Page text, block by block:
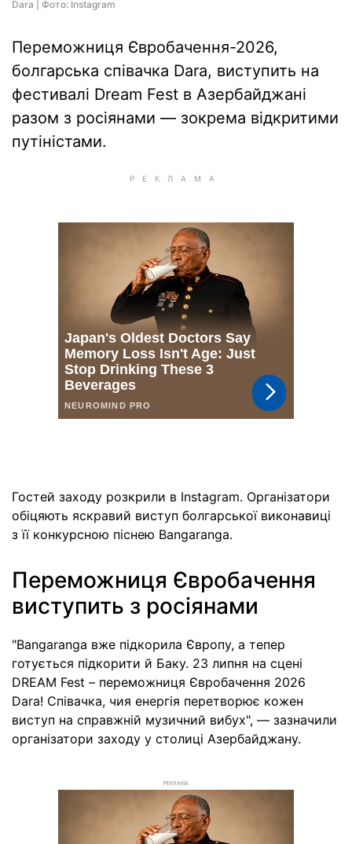
Dara | Фото: Instagram
Переможниця Євробачення-2026,
болгарська співачка Dara, виступить на
фестивалі Dream Fest в Азербайджані
разом з росіянами — зокрема відкритими
путіністами.
Гостей заходу розкрили в Instagram. Організатори
обіцяють яскравий виступ болгарської виконавиці
з її конкурсною піснею Bangaranga.
Переможниця Євробачення
виступить з росіянами
"Bangaranga вже підкорила Європу, а тепер
готується підкорити й Баку. 23 липня на сцені
DREAM Fest – переможниця Євробачення 2026
Dara! Співачка, чия енергія перетворює кожен
виступ на справжній музичний вибух", — зазначили
організатори заходу у столиці Азербайджану.
РЕКЛАМА